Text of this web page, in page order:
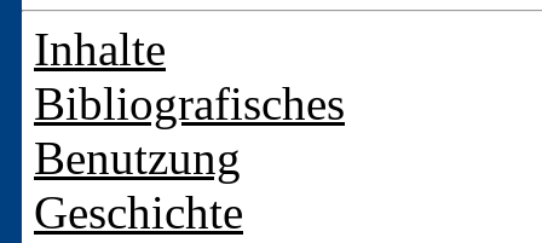
Inhalte
Bibliografisches
Benutzung
Geschichte